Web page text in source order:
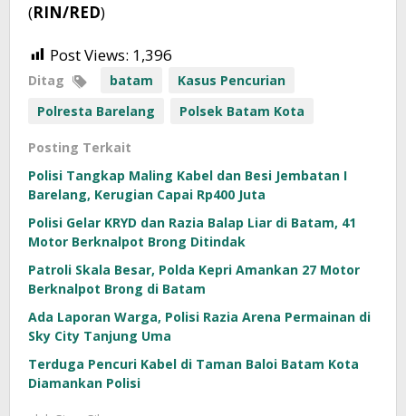
(RIN/RED)
Post Views: 1,396
Ditag batam
Kasus Pencurian
Polresta Barelang
Polsek Batam Kota
Posting Terkait
Polisi Tangkap Maling Kabel dan Besi Jembatan I
Barelang, Kerugian Capai Rp400 Juta
Polisi Gelar KRYD dan Razia Balap Liar di Batam, 41
Motor Berknalpot Brong Ditindak
Patroli Skala Besar, Polda Kepri Amankan 27 Motor
Berknalpot Brong di Batam
Ada Laporan Warga, Polisi Razia Arena Permainan di
Sky City Tanjung Uma
Terduga Pencuri Kabel di Taman Baloi Batam Kota
Diamankan Polisi